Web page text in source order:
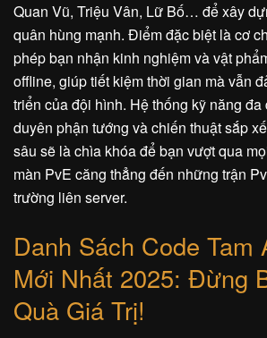
Quan Vũ, Triệu Vân, Lữ Bố… để xây
quân hùng mạnh. Điểm đặc biệt là cơ
phép bạn nhận kinh nghiệm và vật
offline, giúp tiết kiệm thời gian mà vẫn
triển của đội hình. Hệ thống kỹ năng đa
duyên phận tướng và chiến thuật sắp
sâu sẽ là chìa khóa để bạn vượt qua
màn PvE căng thẳng đến những trận
trường liên server.
Danh Sách Code Tam
Mới Nhất 2025: Đừng
Quà Giá Trị!